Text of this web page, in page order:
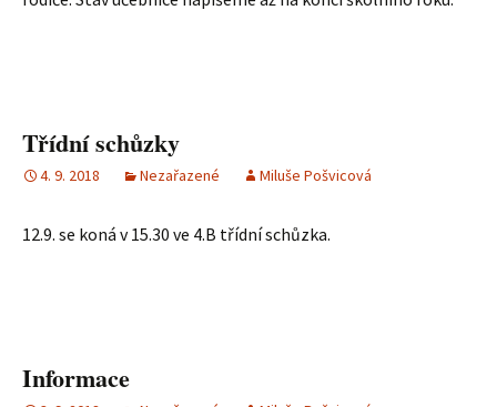
Třídní schůzky
4. 9. 2018 Nezařazené Miluše Pošvicová
12.9. se koná v 15.30 ve 4.B třídní schůzka.
Informace